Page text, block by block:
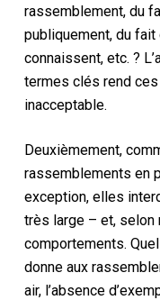
rassemblement, du
publiquement, du
connaissent, etc. ?
termes clés rend
inacceptable.
Deuxièmement,
rassemblements en
exception, elles
très large – et, selon
comportements.
donne aux
air, l’absence